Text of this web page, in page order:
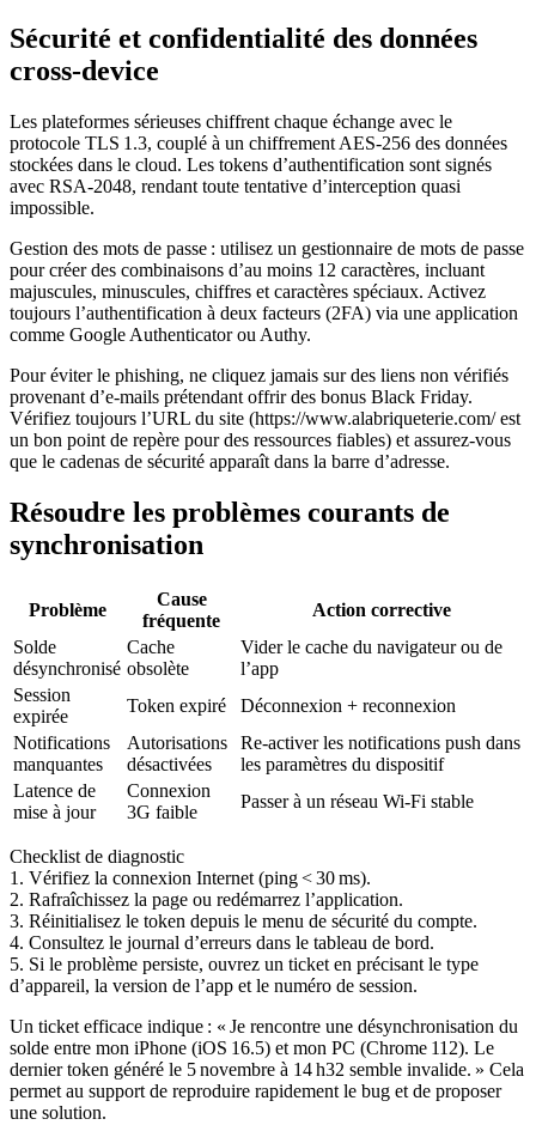
Sécurité et confidentialité des données
cross‑device
Les plateformes sérieuses chiffrent chaque échange avec le
protocole TLS 1.3, couplé à un chiffrement AES‑256 des données
stockées dans le cloud. Les tokens d’authentification sont signés
avec RSA‑2048, rendant toute tentative d’interception quasi
impossible.
Gestion des mots de passe : utilisez un gestionnaire de mots de passe
pour créer des combinaisons d’au moins 12 caractères, incluant
majuscules, minuscules, chiffres et caractères spéciaux. Activez
toujours l’authentification à deux facteurs (2FA) via une application
comme Google Authenticator ou Authy.
Pour éviter le phishing, ne cliquez jamais sur des liens non vérifiés
provenant d’e‑mails prétendant offrir des bonus Black Friday.
Vérifiez toujours l’URL du site (https://www.alabriqueterie.com/ est
un bon point de repère pour des ressources fiables) et assurez‑vous
que le cadenas de sécurité apparaît dans la barre d’adresse.
Résoudre les problèmes courants de
synchronisation
Problème
Cause
fréquente
Action corrective
Solde
désynchronisé
Cache
obsolète
Vider le cache du navigateur ou de
l’app
Session
expirée
Token expiré
Déconnexion + reconnexion
Notifications
manquantes
Autorisations
désactivées
Re‑activer les notifications push dans
les paramètres du dispositif
Latence de
mise à jour
Connexion
3G faible
Passer à un réseau Wi‑Fi stable
Checklist de diagnostic
1. Vérifiez la connexion Internet (ping < 30 ms).
2. Rafraîchissez la page ou redémarrez l’application.
3. Réinitialisez le token depuis le menu de sécurité du compte.
4. Consultez le journal d’erreurs dans le tableau de bord.
5. Si le problème persiste, ouvrez un ticket en précisant le type
d’appareil, la version de l’app et le numéro de session.
Un ticket efficace indique : « Je rencontre une désynchronisation du
solde entre mon iPhone (iOS 16.5) et mon PC (Chrome 112). Le
dernier token généré le 5 novembre à 14 h32 semble invalide. » Cela
permet au support de reproduire rapidement le bug et de proposer
une solution.